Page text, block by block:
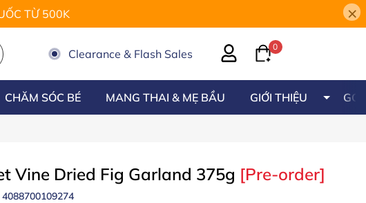
TỪ 500K ×
Clearance & Flash Sales
0
CHĂM SÓC BÉ MANG THAI & MẸ BẦU GIỚI THIỆU
Vine Dried Fig Garland 375g [Pre-order]
4088700109274